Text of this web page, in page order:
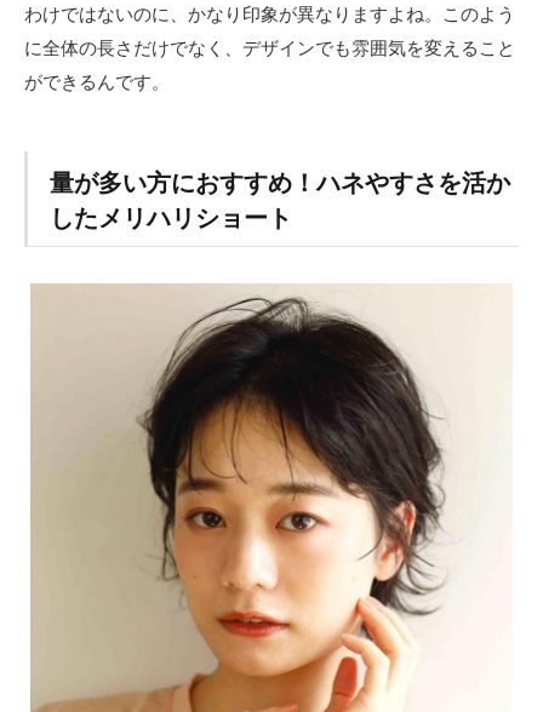
わけではないのに、かなり印象が異なりますよね。このよう
に全体の長さだけでなく、デザインでも雰囲気を変えること
ができるんです。
量が多い方におすすめ！ハネやすさを活か
したメリハリショート